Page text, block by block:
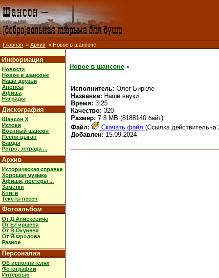
Главная » Архив » Новое в шансоне
Информация
Новости
Новое в шансоне
Наши друзья
Анонсы
Афиша
Награды
Дискография
Шансон X
Истоки
Военный шансон
Песни цыган
Барды
Ретро, эстрада ...
Архив
Историческая справка
Хорошая музыка
Афиши, постеры ...
Заметки
Книги
Тексты песен
Фотоальбом
От Д.Анискевича
От Е.Гиршева
От В.Окунева
От Я.Фролова
Разное
Персоналии
Об исполнителях
Фотографии
Интервью
Новое в шансоне »
Исполнитель: Олег Биркле
Название: Наши внуки
Время: 3:25
Качество: 320
Размер: 7.8 MB (8188140 байт)
Файл:
Скачать файл (Ссылка действительна
Добавлен: 15.09.2024